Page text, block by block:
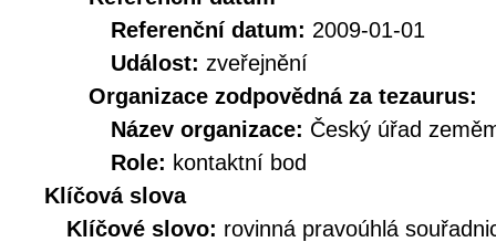
Referenční datum: 2009-01-01
Událost: zveřejnění
Organizace zodpovědná za tezaurus:
Název organizace: Český úřad
Role: kontaktní bod
Klíčová slova
Klíčové slovo: rovinná pravoúhlá